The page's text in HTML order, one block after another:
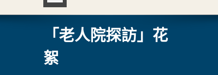
「老人院探訪」花
絮